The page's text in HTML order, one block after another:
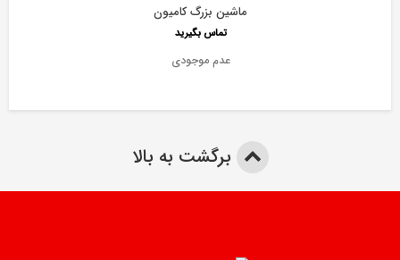
ماشین بزرگ کامیون
تماس بگیرید
عدم موجودی
برگشت به بالا